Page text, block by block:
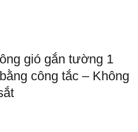
gió gắn tường 1
công tắc – Không